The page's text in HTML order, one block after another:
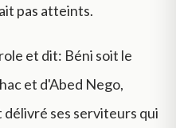
pas atteints.
et dit: Béni soit le
et d'Abed Nego,
délivré ses serviteurs qui